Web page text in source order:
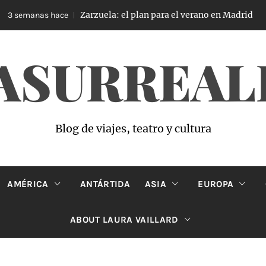
3 semanas hace Zarzuela: el plan para el verano en Madrid
Blog de viajes, teatro y cultura
AMÉRICA ANTÁRTIDA ASIA EUROPA
ABOUT LAURA VAILLARD